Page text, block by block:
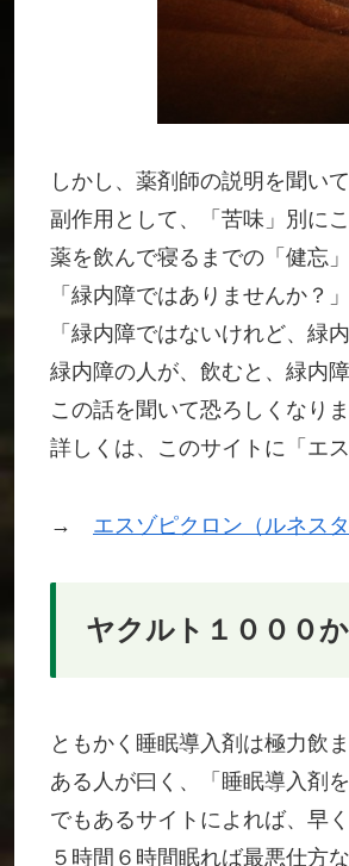
しかし、薬剤師の説明を聞い
副作用として、「苦味」別に
薬を飲んで寝るまでの「健忘
「緑内障ではありませんか？」
「緑内障ではないけれど、緑
緑内障の人が、飲むと、緑内
この話を聞いて恐ろしくなり
詳しくは、このサイトに「エ
→ エスゾピクロン（ルネス
ヤクルト１０００
ともかく睡眠導入剤は極力飲
ある人が曰く、「睡眠導入剤
でもあるサイトによれば、早
５時間６時間眠れば最悪仕方